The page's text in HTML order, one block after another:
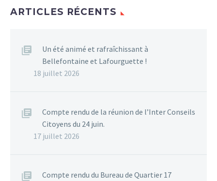
ARTICLES RÉCENTS
Un été animé et rafraîchissant à
Bellefontaine et Lafourguette !
18 juillet 2026
Compte rendu de la réunion de l’Inter Conseils
Citoyens du 24 juin.
17 juillet 2026
Compte rendu du Bureau de Quartier 17